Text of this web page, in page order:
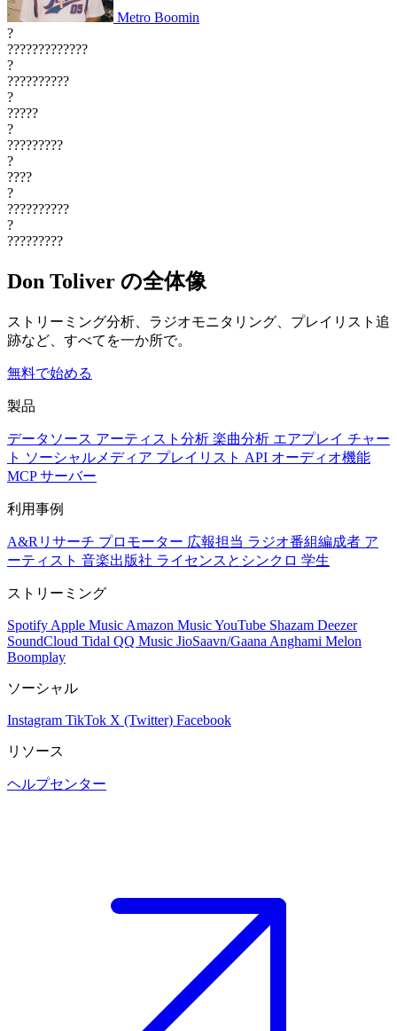
Metro Boomin
?
?????????????
?
??????????
?
?????
?
?????????
?
????
?
??????????
?
?????????
Don Toliver の全体像
ストリーミング分析、ラジオモニタリング、プレイリスト追
跡など、すべてを一か所で。
無料で始める
製品
データソース アーティスト分析 楽曲分析 エアプレイ チャー
ト ソーシャルメディア プレイリスト API オーディオ機能
MCP サーバー
利用事例
A&Rリサーチ プロモーター 広報担当 ラジオ番組編成者 ア
ーティスト 音楽出版社 ライセンスとシンクロ 学生
ストリーミング
Spotify Apple Music Amazon MusicYouTube Shazam Deezer
SoundCloud Tidal QQ Music JioSaavn/Gaana Anghami Melon
Boomplay
ソーシャル
Instagram TikTok X (Twitter) Facebook
リソース
ヘルプセンター